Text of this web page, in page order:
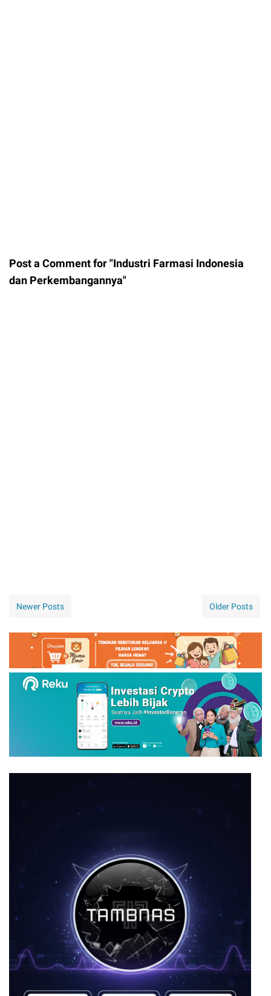
Post a Comment for "Industri Farmasi Indonesia
dan Perkembangannya"
Newer Posts Older Posts